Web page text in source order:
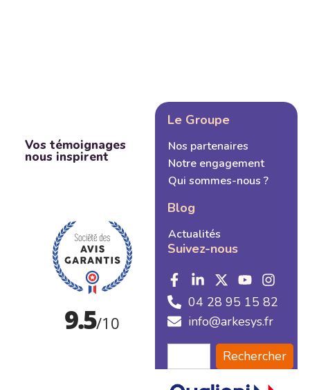
Vos témoignages
nous inspirent
Le Groupe
Nos partenaires
Notre engagement
Qui sommes-nous ?
Blog
Actualités
Suivez-nous
04 28 95 15 82
info@arkesys.fr
Rechercher